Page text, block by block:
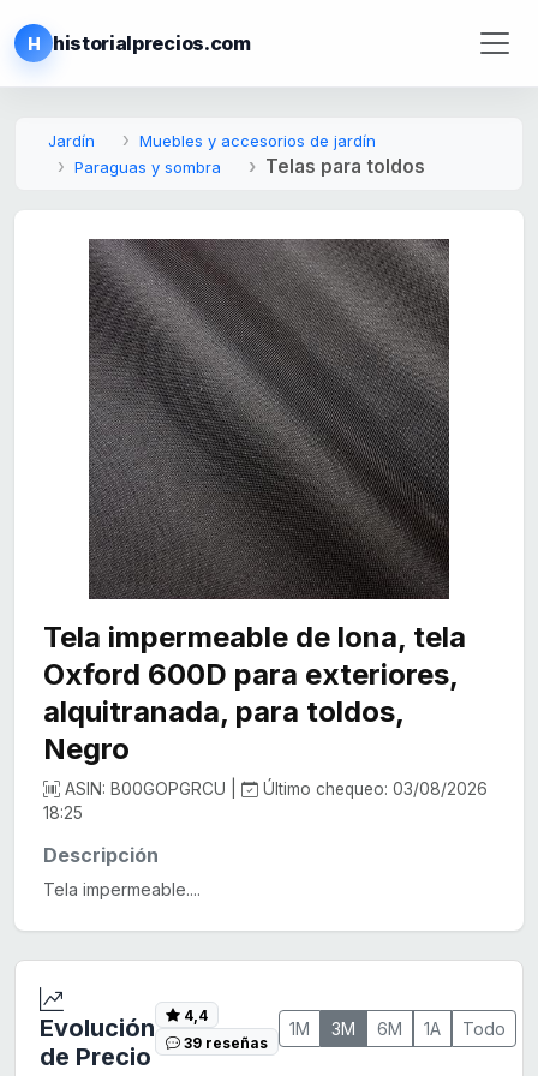
H historialprecios.com
Jardín
Muebles y accesorios de jardín
Paraguas y sombra
Telas para toldos
Tela impermeable de lona, tela
Oxford 600D para exteriores,
alquitranada, para toldos,
Negro
ASIN: B00GOPGRCU |
Último chequeo: 03/08/2026
18:25
Descripción
Tela impermeable....
Evolución
de Precio
4,4
39 reseñas
1M 3M 6M 1A Todo